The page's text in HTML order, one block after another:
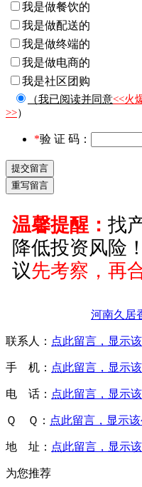
我是做餐饮的
我是做配送的
我是做终端的
我是做电商的
我是社区团购
（我已阅读并同意<<火
>>）
*验 证 码：
温馨提醒： 找
降低投资风险
议先考察，再
河南久居
联系人： 点此留言，显示
手 机： 点此留言，显示
电 话： 点此留言，显示
Ｑ Ｑ： 点此留言，显示该
地 址： 点此留言，显示
为您推荐